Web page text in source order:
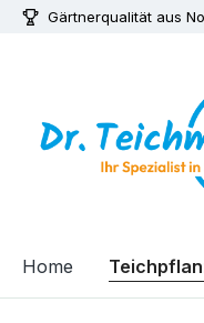
Hauptinhalt springen
Zur Suche springen
ZurGärtnerqualität aus
Home